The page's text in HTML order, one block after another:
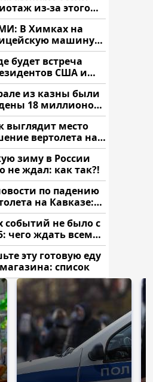
из-за этого
что купить?
В Химках на
машину
и подожгли.
будет встреча
США и
Европа?
из казны были
18 миллионов
рублей
выглядит место
вертолета на
смотреть
зиму в России
не ждал: как так?!
по падению
на Кавказе:
читать здесь
событий не было с
чего ждать всем
нам?
эту готовую еду
список